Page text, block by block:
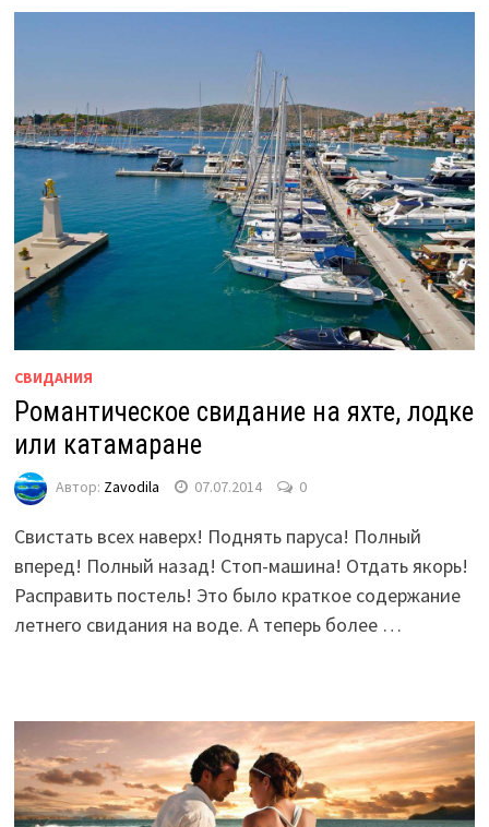
СВИДАНИЯ
Романтическое свидание на яхте, лодке
или катамаране
Автор: Zavodila 07.07.2014 0
Свистать всех наверх! Поднять паруса! Полный
вперед! Полный назад! Стоп-машина! Отдать якорь!
Расправить постель! Это было краткое содержание
летнего свидания на воде. А теперь более …